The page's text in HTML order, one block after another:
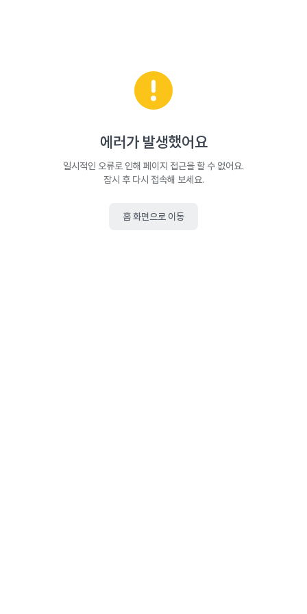
에러가 발생했어요
일시적인 오류로 인해 페이지 접근을 할 수 없어요.
잠시 후 다시 접속해 보세요.
홈 화면으로 이동